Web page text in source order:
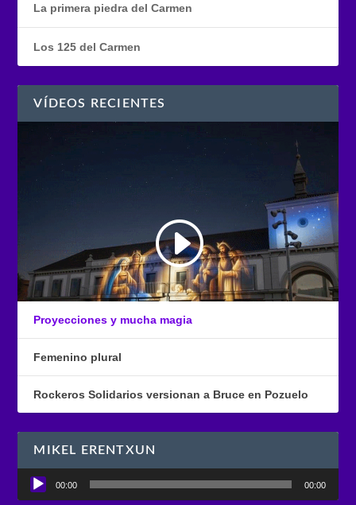
La primera piedra del Carmen
Los 125 del Carmen
VÍDEOS RECIENTES
Proyecciones y mucha magia
Femenino plural
Rockeros Solidarios versionan a Bruce en Pozuelo
MIKEL ERENTXUN
Reproductor
00:00 00:00